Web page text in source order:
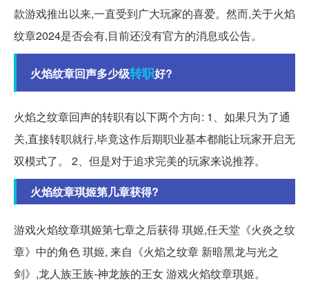
款游戏推出以来,一直受到广大玩家的喜爱。然而,关于火焰
纹章2024是否会有,目前还没有官方的消息或公告。
火焰纹章回声多少级转职好?
火焰之纹章回声的转职有以下两个方向: 1、如果只为了通
关,直接转职就行,毕竟这作后期职业基本都能让玩家开启无
双模式了。 2、但是对于追求完美的玩家来说推荐。
火焰纹章琪姬第几章获得?
游戏火焰纹章琪姬第七章之后获得 琪姬,任天堂《火炎之纹
章》中的角色 琪姬, 来自《火焰之纹章 新暗黑龙与光之
剑》,龙人族王族-神龙族的王女 游戏火焰纹章琪姬。